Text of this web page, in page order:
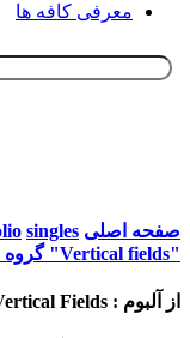
معرفی کافه ها
صفحه اصلی singles
"Vertical fields" گروه "Coded Nature"
از آلبوم : Vertical Fields